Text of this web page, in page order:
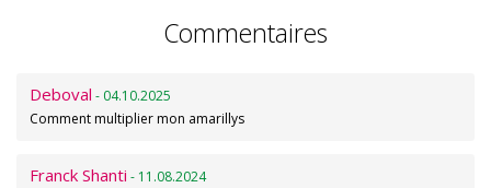
Commentaires
Deboval - 04.10.2025
Comment multiplier mon amarillys
Franck Shanti - 11.08.2024